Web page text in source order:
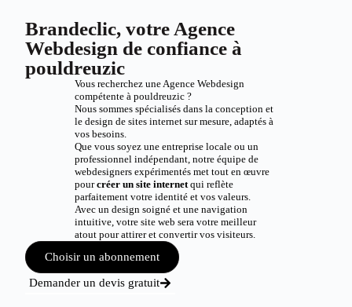
Brandeclic, votre Agence
Webdesign de confiance à
pouldreuzic
Vous recherchez une Agence Webdesign
compétente à pouldreuzic ?
Nous sommes spécialisés dans la conception et
le design de sites internet sur mesure, adaptés à
vos besoins.
Que vous soyez une entreprise locale ou un
professionnel indépendant, notre équipe de
webdesigners expérimentés met tout en œuvre
pourcréer un site internetqui reflète
parfaitement votre identité et vos valeurs.
Avec un design soigné et une navigation
intuitive, votre site web sera votre meilleur
atout pour attirer et convertir vos visiteurs.
Choisir un abonnement
Demander un devis gratuit